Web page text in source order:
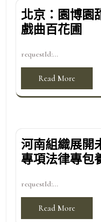
北京：園博園
戲曲百花圃
requestId:...
Read More
河南組織展開
專項法律專包
requestId:...
Read More